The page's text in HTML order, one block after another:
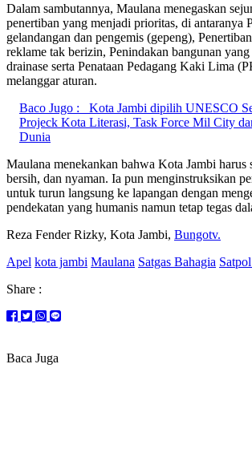
Dalam sambutannya, Maulana menegaskan
penertiban yang menjadi prioritas, di antaranya
gelandangan dan pengemis (gepeng),
reklame tak berizin, Penindakan bangunan
drainase serta Penataan Pedagang Kaki Lima
melanggar aturan.
Baco Jugo :
Kota Jambi dipilih UNESCO
Projeck Kota Literasi, Task Force Mil City
Dunia
Maulana menekankan bahwa Kota Jambi harus
bersih, dan nyaman. Ia pun menginstruksikan
untuk turun langsung ke lapangan dengan
pendekatan yang humanis namun tetap tegas
Reza Fender Rizky, Kota Jambi, Bungotv.
Apel kota jambi Maulana Satgas Bahagia
Share :
Baca Juga